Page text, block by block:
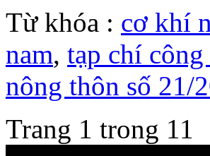
Từ khóa : cơ khí
nam, tạp chí
nông thôn số 21/
Trang 1 trong 11